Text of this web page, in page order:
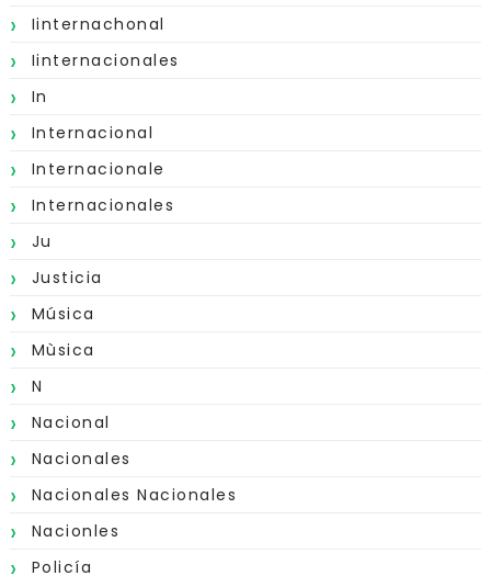
Iinternachonal
Iinternacionales
In
Internacional
Internacionale
Internacionales
Ju
Justicia
Música
Mùsica
N
Nacional
Nacionales
Nacionales Nacionales
Nacionles
Policía